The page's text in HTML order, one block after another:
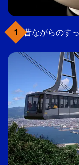
昔ながらのす